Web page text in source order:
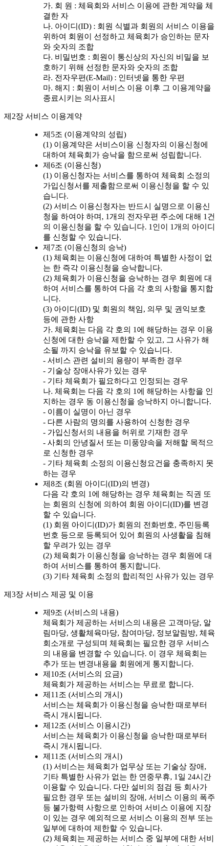
가. 회 원 : 체육회와 서비스 이용에 관한 계약을 체
결한 자
나. 아이디(ID) : 회원 식별과 회원의 서비스 이용을
위하여 회원이 선정하고 체육회가 승인하는 문자
와 숫자의 조합
다. 비밀번호 : 회원이 통신상의 자신의 비밀을 보
호하기 위해 선정한 문자와 숫자의 조합
라. 전자우편(E-Mail) : 인터넷을 통한 우편
마. 해지 : 회원이 서비스 이용 이후 그 이용계약을
종료시키는 의사표시
제2장 서비스 이용계약
제5조 (이용계약의 성립)
(1) 이용계약은 서비스이용 신청자의 이용신청에
대하여 체육회가 승낙을 함으로써 성립합니다.
제6조 (이용신청)
(1) 이용신청자는 서비스를 통하여 체육회 소정의
가입신청서를 제출함으로써 이용신청을 할 수 있
습니다.
(2) 서비스 이용신청자는 반드시 실명으로 이용신
청을 하여야 하며, 1개의 전자우편 주소에 대해 1건
의 이용신청을 할 수 있습니다. 1인이 1개의 아이디
를 신청할 수 있습니다.
제7조 (이용신청의 승낙)
(1) 체육회는 이용신청에 대하여 특별한 사정이 없
는 한 즉각 이용신청을 승낙합니다.
(2) 체육회가 이용신청을 승낙하는 경우 회원에 대
하여 서비스를 통하여 다음 각 호의 사항을 통지합
니다.
(3) 아이디(ID) 및 회원의 책임, 의무 및 권익보호
등에 관한 사항
가. 체육회는 다음 각 호의 1에 해당하는 경우 이용
신청에 대한 승낙을 제한할 수 있고, 그 사유가 해
소될 까지 승낙을 유보할 수 있습니다.
- 서비스 관련 설비의 용량이 부족한 경우
- 기술상 장애사유가 있는 경우
- 기타 체육회가 필요하다고 인정되는 경우
나. 체육회는 다음 각 호의 1에 해당하는 사항을 인
지하는 경우 동 이용신청을 승낙하지 아니합니다.
- 이름이 실명이 아닌 경우
- 다른 사람의 명의를 사용하여 신청한 경우
- 가입신청서의 내용을 허위로 기재한 경우
- 사회의 안녕질서 또는 미풍양속을 저해할 목적으
로 신청한 경우
- 기타 체육회 소정의 이용신청요건을 충족하지 못
하는 경우
제8조 (회원 아이디(ID)의 변경)
다음 각 호의 1에 해당하는 경우 체육회는 직권 또
는 회원의 신청에 의하여 회원 아이디(ID)를 변경
할 수 있습니다.
(1) 회원 아이디(ID)가 회원의 전화번호, 주민등록
번호 등으로 등록되어 있어 회원의 사생활을 침해
할 우려가 있는 경우
(2) 체육회가 이용신청을 승낙하는 경우 회원에 대
하여 서비스를 통하여 통지합니다.
(3) 기타 체육회 소정의 합리적인 사유가 있는 경우
제3장 서비스 제공 및 이용
제9조 (서비스의 내용)
체육회가 제공하는 서비스의 내용은 고객마당, 알
림마당, 생활체육마당, 참여마당, 정보알림방, 체육
회소개로 구성되며 체육회는 필요한 경우 서비스
의 내용을 변경할 수 있습니다. 이 경우 체육회는
추가 또는 변경내용을 회원에게 통지합니다.
제10조 (서비스의 요금)
체육회가 제공하는 서비스는 무료로 합니다.
제11조 (서비스의 개시)
서비스는 체육회가 이용신청을 승낙한 때로부터
즉시 개시됩니다.
제12조 (서비스 이용시간)
서비스는 체육회가 이용신청을 승낙한 때로부터
즉시 개시됩니다.
제11조 (서비스의 개시)
(1) 서비스는 체육회가 업무상 또는 기술상 장애,
기타 특별한 사유가 없는 한 연중무휴, 1일 24시간
이용할 수 있습니다. 다만 설비의 점검 등 회사가
필요한 경우 또는 설비의 장애, 서비스 이용의 폭주
등 불가항력 사항으로 인하여 서비스 이용에 지장
이 있는 경우 예외적으로 서비스 이용의 전부 또는
일부에 대하여 제한할 수 있습니다.
(2) 체육회는 제공하는 서비스 중 일부에 대한 서비